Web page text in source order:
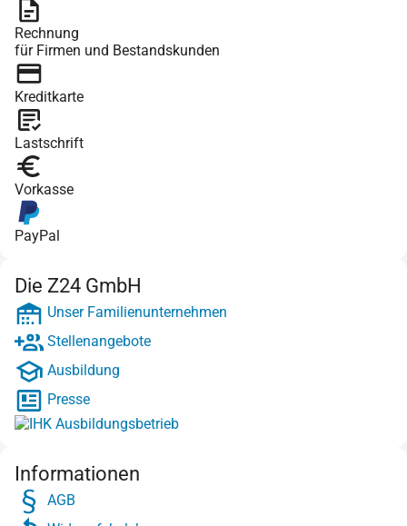
Rechnung
für Firmen und Bestandskunden
Kreditkarte
Lastschrift
Vorkasse
PayPal
Die Z24 GmbH
Unser Familienunternehmen
Stellenangebote
Ausbildung
Presse
Informationen
AGB